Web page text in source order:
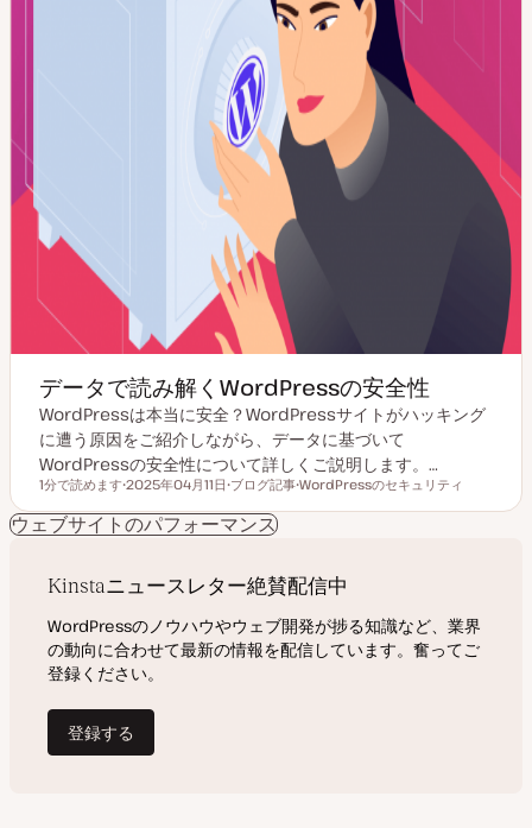
データで読み解くWordPressの安全性
WordPressは本当に安全？WordPressサイトがハッキング
に遭う原因をご紹介しながら、データに基づいて
WordPressの安全性について詳しくご説明します。…
読むのにかかる時間
1分で読めます
新
日
2025年04月11日
稿
タ
ブログ記事
ピ
WordPressのセキュリティ
ウェブサイトのパフォーマンス